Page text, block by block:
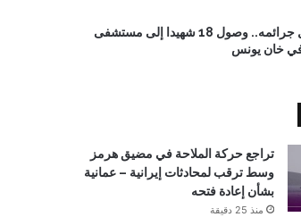
الاحتلال يواصل جرائمه.. وصول 18 شهيدا إلى مستشفى
في خان يونس
تراجع حركة الملاحة في مضيق هرمز
وسط ترقب لمحادثات إيرانية – عمانية
بشأن إعادة فتحه
منذ 25 دقيقة